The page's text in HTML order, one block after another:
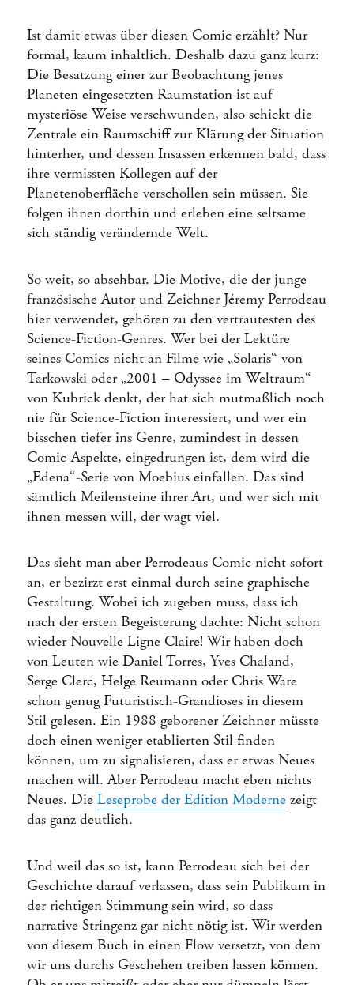
Ist damit etwas über diesen Comic erzählt? Nur
formal, kaum inhaltlich. Deshalb dazu ganz kurz:
Die Besatzung einer zur Beobachtung jenes
Planeten eingesetzten Raumstation ist auf
mysteriöse Weise verschwunden, also schickt die
Zentrale ein Raumschiff zur Klärung der Situation
hinterher, und dessen Insassen erkennen bald, dass
ihre vermissten Kollegen auf der
Planetenoberfläche verschollen sein müssen. Sie
folgen ihnen dorthin und erleben eine seltsame
sich ständig verändernde Welt.
So weit, so absehbar. Die Motive, die der junge
französische Autor und Zeichner Jéremy Perrodeau
hier verwendet, gehören zu den vertrautesten des
Science-Fiction-Genres. Wer bei der Lektüre
seines Comics nicht an Filme wie „Solaris“ von
Tarkowski oder „2001 – Odyssee im Weltraum“
von Kubrick denkt, der hat sich mutmaßlich noch
nie für Science-Fiction interessiert, und wer ein
bisschen tiefer ins Genre, zumindest in dessen
Comic-Aspekte, eingedrungen ist, dem wird die
„Edena“-Serie von Moebius einfallen. Das sind
sämtlich Meilensteine ihrer Art, und wer sich mit
ihnen messen will, der wagt viel.
Das sieht man aber Perrodeaus Comic nicht sofort
an, er bezirzt erst einmal durch seine graphische
Gestaltung. Wobei ich zugeben muss, dass ich
nach der ersten Begeisterung dachte: Nicht schon
wieder Nouvelle Ligne Claire! Wir haben doch
von Leuten wie Daniel Torres, Yves Chaland,
Serge Clerc, Helge Reumann oder Chris Ware
schon genug Futuristisch-Grandioses in diesem
Stil gelesen. Ein 1988 geborener Zeichner müsste
doch einen weniger etablierten Stil finden
können, um zu signalisieren, dass er etwas Neues
machen will. Aber Perrodeau macht eben nichts
Neues. DieLeseprobe der Edition Moderne zeigt
das ganz deutlich.
Und weil das so ist, kann Perrodeau sich bei der
Geschichte darauf verlassen, dass sein Publikum in
der richtigen Stimmung sein wird, so dass
narrative Stringenz gar nicht nötig ist. Wir werden
von diesem Buch in einen Flow versetzt, von dem
wir uns durchs Geschehen treiben lassen können.